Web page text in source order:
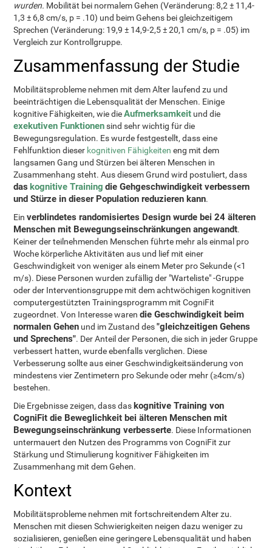
wurden. Mobilität bei normalem Gehen (Veränderung: 8,2 ± 11,4-
1,3 ± 6,8 cm/s, p = .10) und beim Gehens bei gleichzeitigem
Sprechen (Veränderung: 19,9 ± 14,9-2,5 ± 20,1 cm/s, p = .05) im
Vergleich zur Kontrollgruppe.
Zusammenfassung der Studie
Mobilitätsprobleme nehmen mit dem Alter laufend zu und
beeinträchtigen die Lebensqualität der Menschen. Einige
kognitive Fähigkeiten, wie dieAufmerksamkeit und die
exekutiven Funktionensind sehr wichtig für die
Bewegungsregulation. Es wurde festgestellt, dass eine
Fehlfunktion dieser kognitiven Fähigkeiten eng mit dem
langsamen Gang und Stürzen bei älteren Menschen in
Zusammenhang steht. Aus diesem Grund wird postuliert, dass
das kognitive Training die Gehgeschwindigkeit verbessern
und Stürze in dieser Population reduzieren kann.
Einverblindetes randomisiertes Design wurde bei 24 älteren
Menschen mit Bewegungseinschränkungen angewandt.
Keiner der teilnehmenden Menschen führte mehr als einmal pro
Woche körperliche Aktivitäten aus und lief mit einer
Geschwindigkeit von weniger als einem Meter pro Sekunde (<1
m/s). Diese Personen wurden zufällig der "Warteliste" -Gruppe
oder der Interventionsgruppe mit dem achtwöchigen kognitiven
computergestützten Trainingsprogramm mit CogniFit
zugeordnet. Von Interesse warendie Geschwindigkeit beim
normalen Gehen und im Zustand des"gleichzeitigen Gehens
und Sprechens". Der Anteil der Personen, die sich in jeder Gruppe
verbessert hatten, wurde ebenfalls verglichen. Diese
Verbesserung sollte aus einer Geschwindigkeitsänderung von
mindestens vier Zentimetern pro Sekunde oder mehr (≥4cm/s)
bestehen.
Die Ergebnisse zeigen, dass das kognitive Training von
CogniFit die Beweglichkeit bei älteren Menschen mit
Bewegungseinschränkung verbesserte. Diese Informationen
untermauert den Nutzen des Programms von CogniFit zur
Stärkung und Stimulierung kognitiver Fähigkeiten im
Zusammenhang mit dem Gehen.
Kontext
Mobilitätsprobleme nehmen mit fortschreitendem Alter zu.
Menschen mit diesen Schwierigkeiten neigen dazu weniger zu
sozialisieren, genießen eine geringere Lebensqualität und haben